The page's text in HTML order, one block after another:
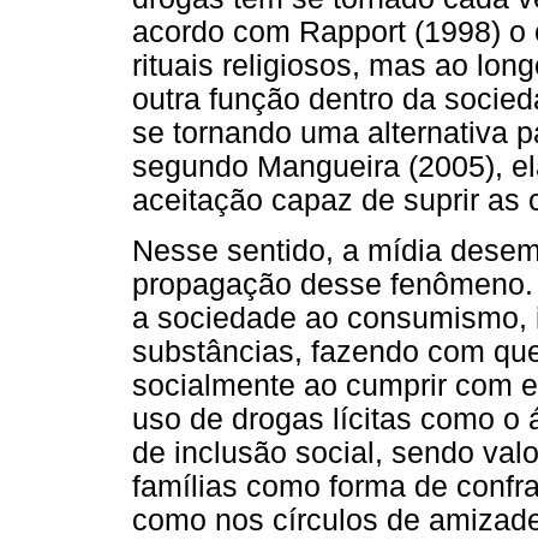
acordo com Rapport (1998)
rituais religiosos, mas ao
outra função dentro da
se tornando uma alternativa
segundo Mangueira (2005),
aceitação capaz de suprir as
Nesse sentido, a mídia
propagação desse
a sociedade ao
substâncias, fazendo com
socialmente ao cumprir com
uso de drogas lícitas como o
de inclusão social, sendo
famílias como forma de
como nos círculos de